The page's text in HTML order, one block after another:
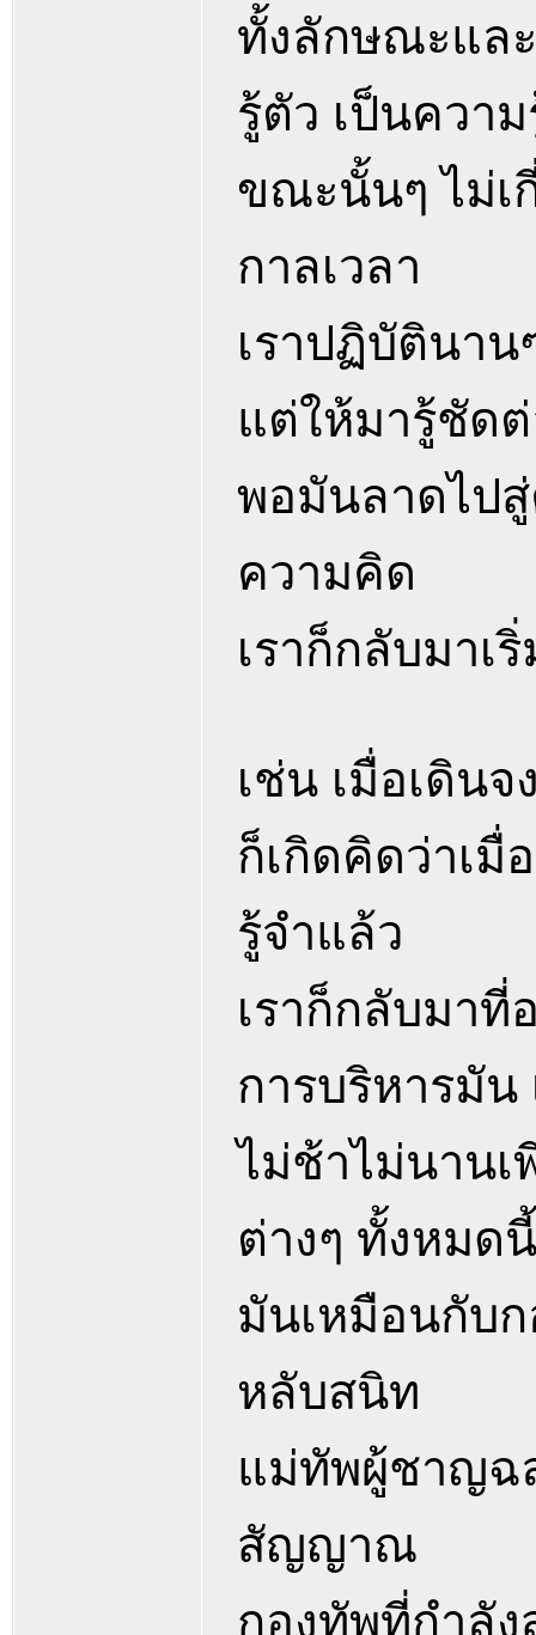
ทั้งลักษณะและ
รู้ตัว เป็นควา
ขณะนั้นๆ ไม่เ
กาลเวลา
เราปฏิบัตินาน
แต่ให้มารู้ชัด
พอมันลาดไป
ความคิด
เราก็กลับมาเ
เช่น เมื่อเดินจ
ก็เกิดคิดว่าเมื่
รู้จำแล้ว
เราก็กลับมาที่
การบริหารมั
ไม่ช้าไม่นานเ
ต่างๆ ทั้งหมด
มันเหมือนกับ
หลับสนิท
แม่ทัพผู้ชาญฉ
สัญญาณ
กองทัพที่กำลั